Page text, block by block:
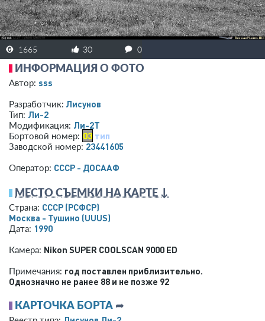
ЗАРЕГИСТРИРОВАТЬСЯ
1665 30 0
ИНФОРМАЦИЯ О ФОТО
Автор: sss
Разработчик: Лисунов
Тип: Ли-2
Модификация: Ли-2Т
Бортовой номер: 03 тип
Заводской номер: 23441605
Оператор: СССР - ДОСААФ
МЕСТО СЪЕМКИ НА КАРТЕ ↓
Страна: СССР (РСФСР)
Москва - Тушино (UUUS)
Дата: 1990
Камера: Nikon SUPER COOLSCAN 9000 ED
Примечания: год поставлен приблизительно.
Однозначно не ранее 88 и не позже 92
КАРТОЧКА БОРТА ➦